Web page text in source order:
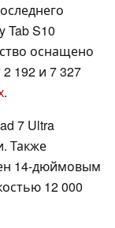
Tab S10
оснащено
192 и 7 327
.
7 Ultra
Также
14-дюймовым
12 000